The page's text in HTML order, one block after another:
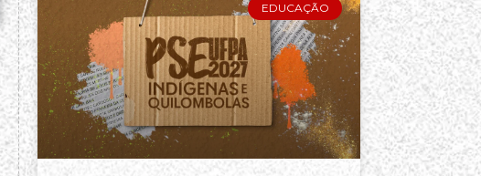
EDUCAÇÃO